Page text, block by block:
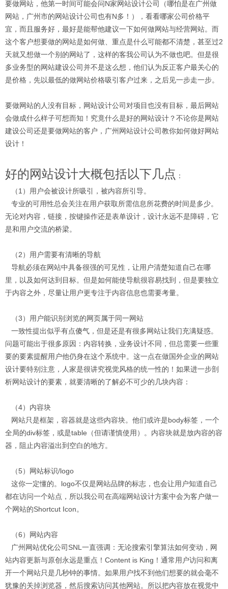
要做网站，他第一时间可能会问N家网站设计公司（哪怕是在广州做
网站，广州市的网站设计公司也有N多！），看看哪家公司价格平
宜，而且服务好，最好是能帮他建议一下如何做网站与经营网站。而
这个客户想要做的网站是如何做、重点是什么可能都不清楚，甚至过2
天就又想做一个别的网站了，这样的客我公司认为不做也吧。但是很
多业务型的网站建设公司并不是这么想，他们认为反正客户最关心的
是价格，先以最低的做网站价格吸引客户过来，之后见一步走一步。
要做网站的人没有目标，网站设计公司对项目也没有目标，最后网站
会做成什么样子可想而知！究竟什么是好的网站设计？不论你是网站
建设公司还是要做网站的客户，广州网站设计公司教你如何做好网站
设计！
好的网站设计大概包括以下几点 ：
（1）用户会被设计所吸引，被内容所引导。
专业的可用性总会关注在用户获取所需信息所花费的时间是多少。
无论对内容，链接，按键操作还是表单设计，设计永远不是障碍，它
是和用户交流的桥梁。
（2）用户需要有清晰的导航
导航必须在网站中具备很强的可见性，让用户清楚知道自己在哪
里，以及如何达到目标。但是如何能使导航很容易找到，但是要独立
于内容之外，尽量让用户更专注于内容信息也需要考量。
（3）用户能识别浏览的网页属于同一网站
一致性提出似乎有点傻气，但是还是有很多网站让我们充满疑惑。
问题可能出于很多原因：内容转换，业务设计不同，但总需要一些重
要的要素提醒用户他仍身在这个系统中。这一点在做国外企业的网站
设计要特别注意，人家是很讲究视觉风格的统一性的！如果进一步剖
析网站设计的要素，就要清晰的了解必不可少的几块内容：
（4）内容块
网站只是框架，容器就是这些内容块。他们或许是body标签，一个
全局的div标签，或是table（但请谨慎使用）。内容块就是放内容的容
器，阻止内容溢出到空白的地方。
（5）网站标识/logo
这你一定懂的。logo不仅是网站品牌的标志，也会让用户知道自己
都在访问一个站点，所以我公司在高端网站设计方案中会为客户做一
个网站的Shortcut Icon。
（6）网站内容
广州网站优化公司SNL一直强调：无论搜索引擎算法如何变动，网
站内容更新与原创永远是重点！Content is King！通常用户访问和离
开一个网站只是几秒钟的事情。如果用户找不到他们想要的就会毫不
犹豫的关掉浏览器，然后搜索访问其他网站。所以把内容放在视觉中